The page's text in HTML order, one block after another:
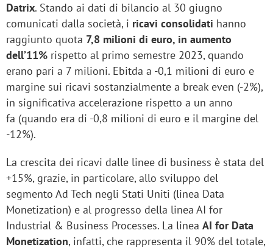
Datrix. Stando ai dati di bilancio al 30 giugno
comunicati dalla società, i ricavi consolidati hanno
raggiunto quota 7,8 milioni di euro, in aumento
dell’11% rispetto al primo semestre 2023, quando
erano pari a 7 milioni. Ebitda a -0,1 milioni di euro e
margine sui ricavi sostanzialmente a break even (-2%),
in significativa accelerazione rispetto a un anno
fa (quando era di -0,8 milioni di euro e il margine del
-12%).
La crescita dei ricavi dalle linee di business è stata del
+15%, grazie, in particolare, allo sviluppo del
segmento Ad Tech negli Stati Uniti (linea Data
Monetization) e al progresso della linea AI for
Industrial & Business Processes. La linea AI for Data
Monetization, infatti, che rappresenta il 90% del totale,